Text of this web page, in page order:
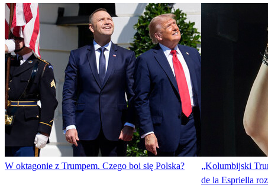
W oktagonie z Trumpem. Czego boi się Polska?
„Kolumbijski
de la Espriella